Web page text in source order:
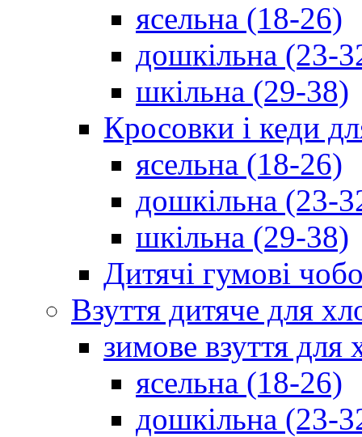
ясельна (18-26)
дошкільна (23-
шкільна (29-38)
Кросовки і кеди
ясельна (18-26)
дошкільна (23-
шкільна (29-38)
Дитячі гумові
Взуття дитяче для
зимове взуття для
ясельна (18-26)
дошкільна (23-